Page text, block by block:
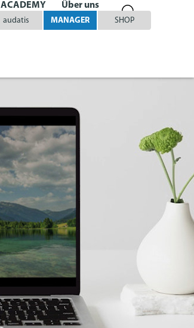
ACADEMY Über uns
audatis MANAGER SHOP